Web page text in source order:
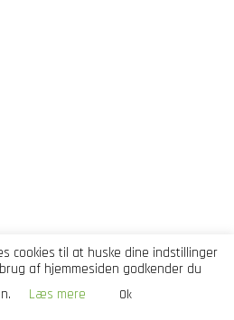
cookies til at huske dine indstillinger
af hjemmesiden godkender du
Læs mere Ok